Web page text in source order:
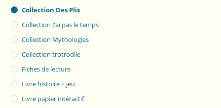
Collection Des Plis
Collection J'ai pas le temps
Collection Mythologies
Collection trotrodile
Fiches de lecture
Livre histoire + jeu
Livre papier intéractif